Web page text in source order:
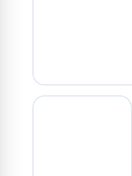
ACCESSOIRES MONTRE